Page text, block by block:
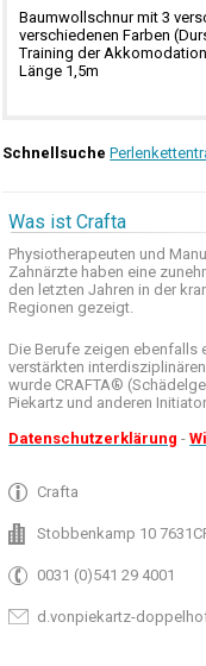
Baumwollschnur mit 3
verschiedenen Farben
Training der Akkomodation
Länge 1,5m
Schnellsuche
Was ist Crafta
Physiotherapeuten und
Zahnärzte haben eine
den letzten Jahren in der
Regionen gezeigt.
Die Berufe zeigen ebenfalls
verstärkten
wurde CRAFTA® (
Piekartz und anderen
Datenschutzerklärung -
Crafta
Stobbenkamp 10
0031 (0)541 29 4001
d.vonpiekartz-